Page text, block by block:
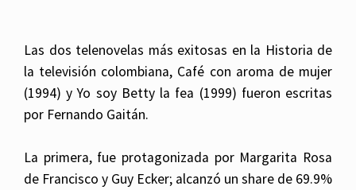
Las dos telenovelas más exitosas en la Historia de
la televisión colombiana, Café con aroma de mujer
(1994) y Yo soy Betty la fea (1999) fueron escritas
por Fernando Gaitán.
La primera, fue protagonizada por Margarita Rosa
de Francisco y Guy Ecker; alcanzó un share de 69.9%